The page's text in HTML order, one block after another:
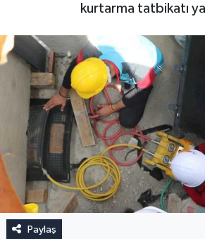
kurtarma tatbikatı
Paylaş